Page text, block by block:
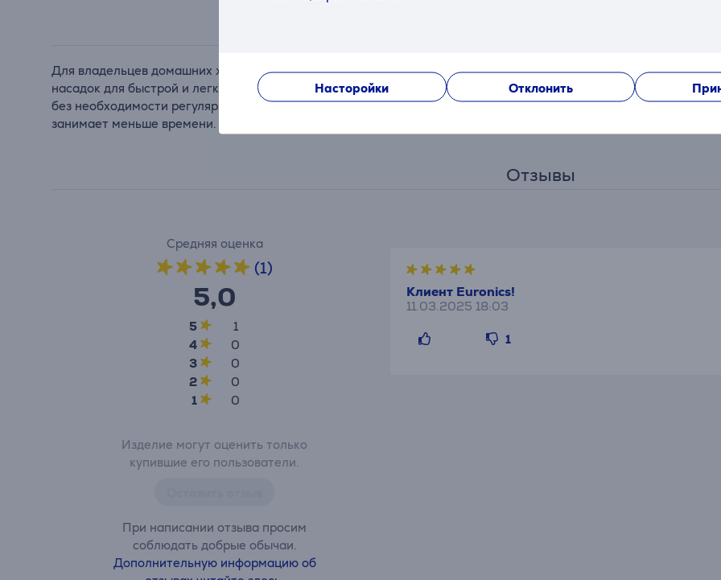
Насторойки Отклонить
Для владельцев домашних животных идеально подходит мощный моющий пылесос THOMAS DRYBOX
насадок для быстрой и легкой уборки за животными. Две сменные системы фильтрации предоставляют
без необходимости регулярной очистки пылесоса или основательная уборка с функцией мойки воздуха.
занимает меньше времени. А инновационная эффективная технология влажной уборки позволяет
Отзывы
Средняя оценка
(1)
5,0
5
1
4
0
3
0
2
0
1
0
Изделие могут оценить только
купившие его пользователи.
При написании отзыва просим
соблюдать добрые обычаи.
Дополнительную информацию об
Клиент Euronics!
11.03.2025 18:03
1